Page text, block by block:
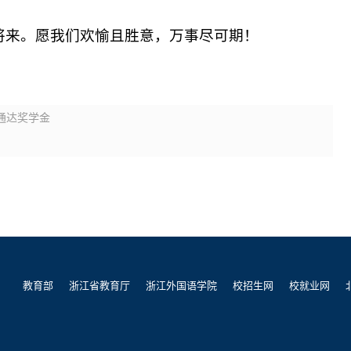
。愿我们欢愉且胜意，万事尽可期！
达奖学金
教育部 浙江省教育厅 浙江外国语学院 校招生网 校就业网